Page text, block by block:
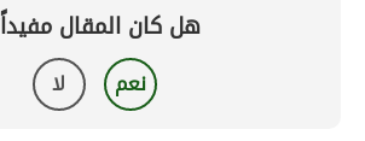
هل كان المقال
نعم لا